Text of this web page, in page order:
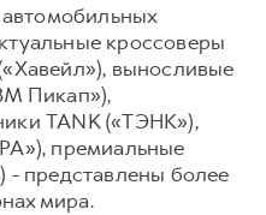
кроссоверы
выносливые
Пикап»),
TANK («ТЭНК»),
премиальные
- представлены более
мира.